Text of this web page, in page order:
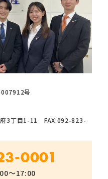
007912号
府3丁目1-11 FAX:092-823-
0001
～17:00